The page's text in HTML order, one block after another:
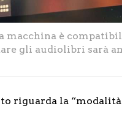
macchina è
gli audiolibri sarà
riguarda la “modalità